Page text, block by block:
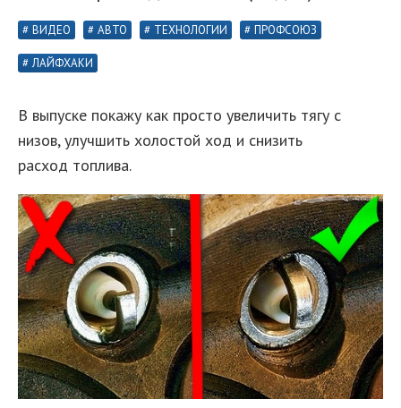
ВИДЕО АВТО ТЕХНОЛОГИИ ПРОФСОЮЗ
ЛАЙФХАКИ
В выпуске покажу как просто увеличить тягу с
низов, улучшить холостой ход и снизить
расход топлива.